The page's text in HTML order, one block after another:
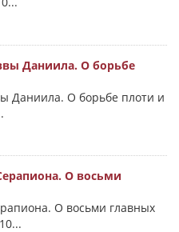
Даниила. О борьбе
Даниила. О борьбе плоти и
О восьми
О восьми главных